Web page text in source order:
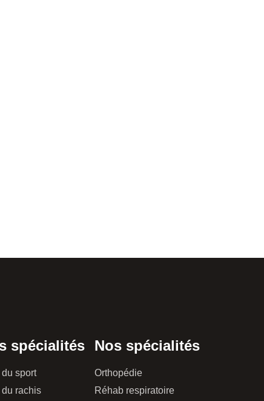
spécialités
du sport
du rachis
Nos spécialités
Orthopédie
Réhab respiratoire